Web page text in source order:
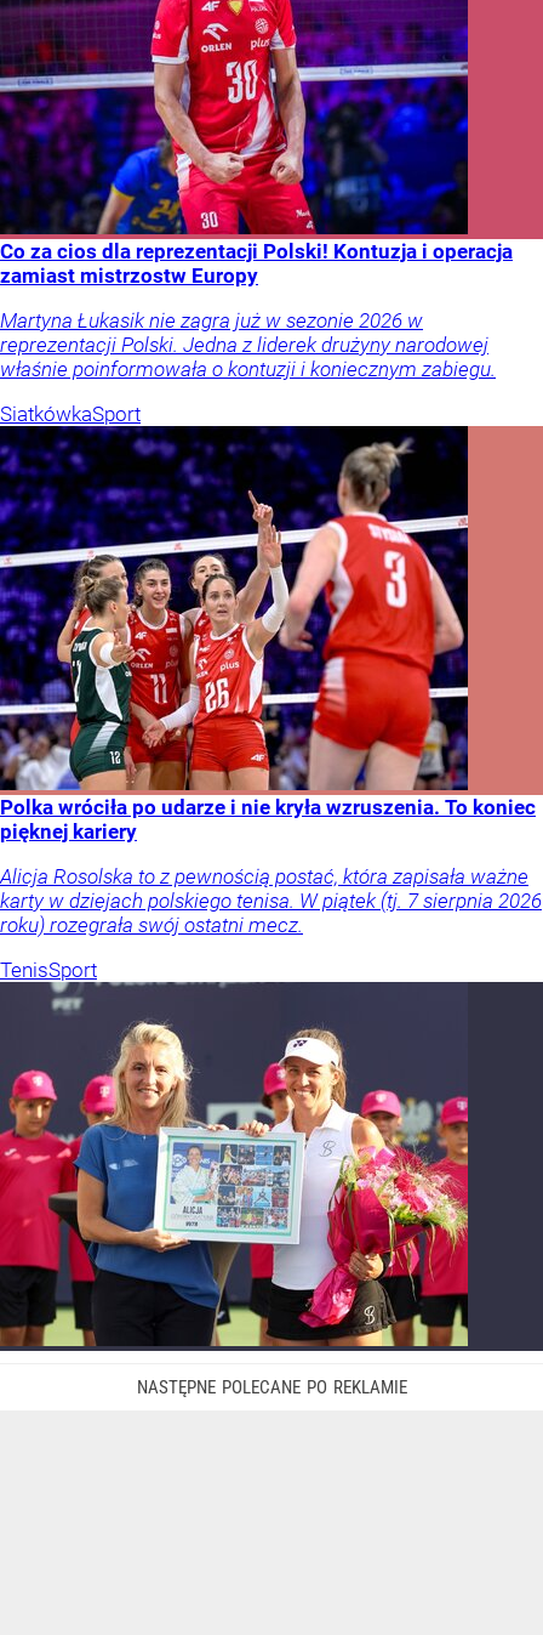
Co za cios dla reprezentacji Polski! Kontuzja i operacja
zamiast mistrzostw Europy
Martyna Łukasik nie zagra już w sezonie 2026 w
reprezentacji Polski. Jedna z liderek drużyny narodowej
właśnie poinformowała o kontuzji i koniecznym zabiegu.
SiatkówkaSport
Polka wróciła po udarze i nie kryła wzruszenia. To koniec
pięknej kariery
Alicja Rosolska to z pewnością postać, która zapisała ważne
karty w dziejach polskiego tenisa. W piątek (tj. 7 sierpnia 2026
roku) rozegrała swój ostatni mecz.
TenisSport